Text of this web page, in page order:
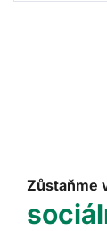
Zůstaňme